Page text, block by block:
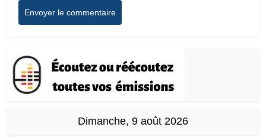
Dimanche, 9 août 2026